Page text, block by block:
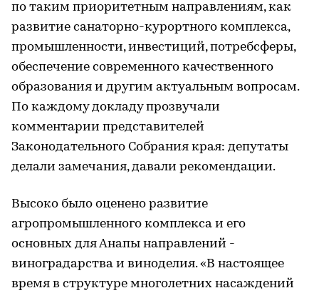
по таким приоритетным направлениям, как
развитие санаторно-курортного комплекса,
промышленности, инвестиций, потребсферы,
обеспечение современного качественного
образования и другим актуальным вопросам.
По каждому докладу прозвучали
комментарии представителей
Законодательного Собрания края: депутаты
делали замечания, давали рекомендации.
Высоко было оценено развитие
агропромышленного комплекса и его
основных для Анапы направлений -
виноградарства и виноделия. «В настоящее
время в структуре многолетних насаждений